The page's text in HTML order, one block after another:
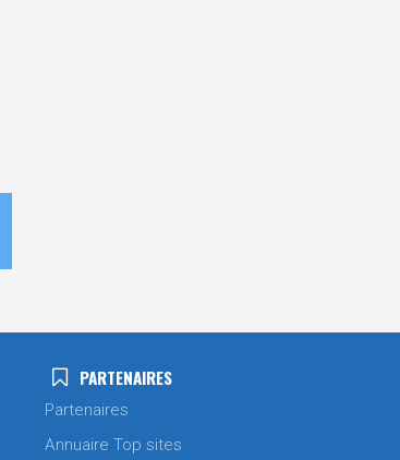
PARTENAIRES
Partenaires
Annuaire Top sites